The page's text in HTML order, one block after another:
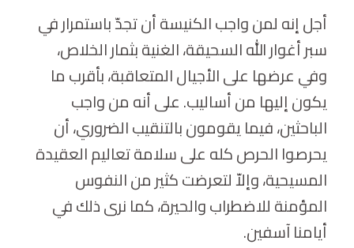
أجل إنه لمن واجب الكنيسة أن تجدّ باستمرار في
سبر أغوار الله السحيقة، الغنية بثمار الخلاص،
وفي عرضها على الأجيال المتعاقبة، بأقرب ما
يكون إليها من أساليب. على أنه من واجب
الباحثين، فيما يقومون بالتنقيب الضروري، أن
يحرصوا الحرص كله على سلامة تعاليم العقيدة
المسيحية، وإلاّ لتعرضت كثير من النفوس
المؤمنة للاضطراب والحيرة، كما نرى ذلك في
أيامنا آسفين.